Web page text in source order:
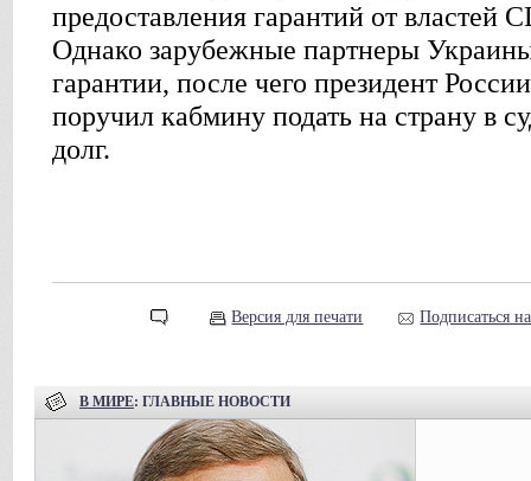
предоставления гарантий от
Однако зарубежные партнеры Украины
гарантии, после чего президент
поручил кабмину подать на страну в
долг.
Версия для печати Подписаться
В МИРЕ: ГЛАВНЫЕ НОВОСТИ